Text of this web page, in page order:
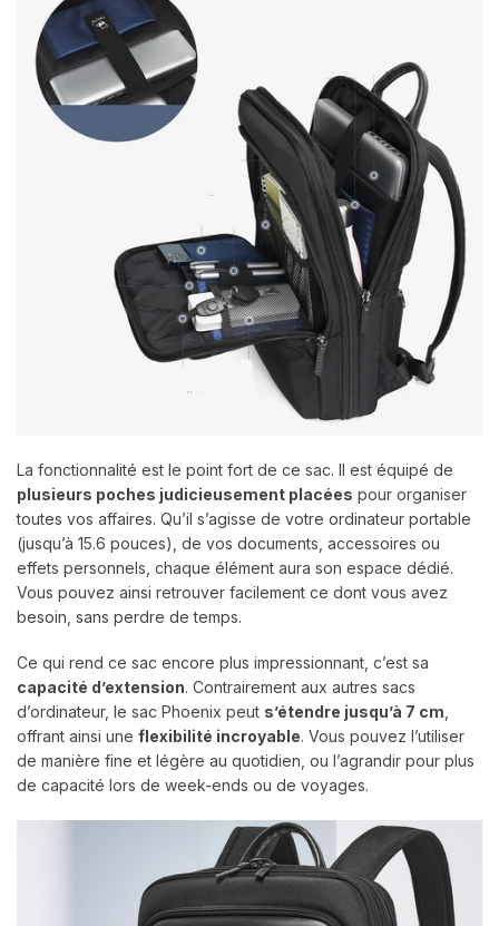
La fonctionnalité est le point fort de ce sac. Il est équipé de
plusieurs poches judicieusement placées pour organiser
toutes vos affaires. Qu’il s’agisse de votre ordinateur portable
(jusqu’à 15.6 pouces), de vos documents, accessoires ou
effets personnels, chaque élément aura son espace dédié.
Vous pouvez ainsi retrouver facilement ce dont vous avez
besoin, sans perdre de temps.
Ce qui rend ce sac encore plus impressionnant, c’est sa
capacité d’extension. Contrairement aux autres sacs
d’ordinateur, le sac Phoenix peut s’étendre jusqu’à 7 cm
offrant ainsi une flexibilité incroyable. Vous pouvez l’utiliser
de manière fine et légère au quotidien, ou l’agrandir pour plus
de capacité lors de week-ends ou de voyages.